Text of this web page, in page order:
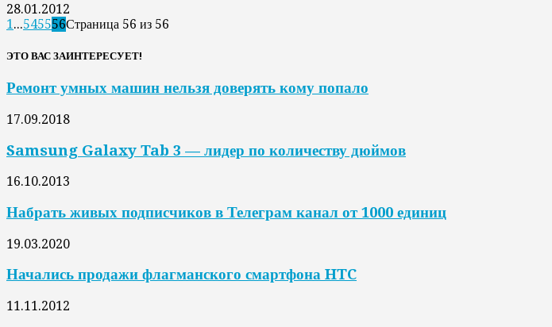
28.01.2012
1 ...545556Страница 56 из 56
ЭТО ВАС ЗАИНТЕРЕСУЕТ!
Ремонт умных машин нельзя доверять кому попало
17.09.2018
Samsung Galaxy Tab 3 — лидер по количеству дюймов
16.10.2013
Набрать живых подписчиков в Телеграм канал от 1000 единиц
19.03.2020
Начались продажи флагманского смартфона HTC
11.11.2012